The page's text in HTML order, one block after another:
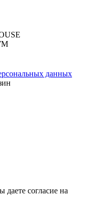
данных
даете согласие на